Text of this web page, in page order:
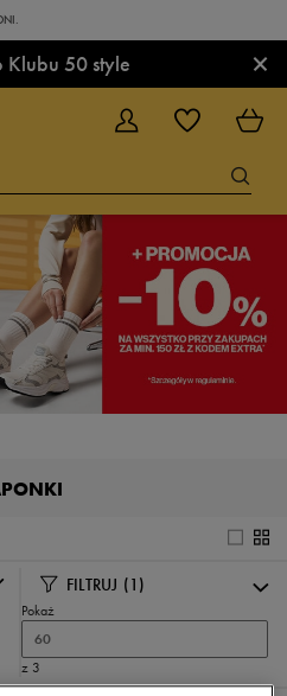
Klubu 50 style ×
FILTRUJ (1)
Pokaż
60
z 3